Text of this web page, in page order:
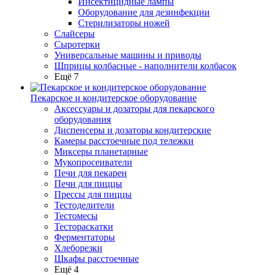
Оборудование для дезинфекции
Стерилизаторы ножей
Слайсеры
Сыротерки
Универсальные машины и приводы
Шприцы колбасные - наполнители колбасок
Ещё 7
Пекарское и кондитерское оборудование
Аксессуары и дозаторы для пекарского
оборудования
Диспенсеры и дозаторы кондитерские
Камеры расстоечные под тележки
Миксеры планетарные
Мукопросеиватели
Печи для пекарен
Печи для пиццы
Прессы для пиццы
Тестоделители
Тестомесы
Тестораскатки
Ферментаторы
Хлеборезки
Шкафы расстоечные
Ещё 4